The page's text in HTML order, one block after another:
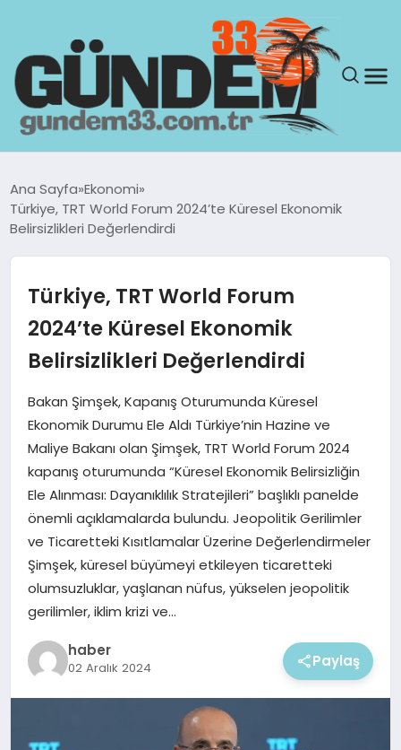
GÜNDEM
TEKNOLOJI
EKONOMI
MAGAZIN
Ana Sayfa Ekonomi
Türkiye, TRT World Forum 2024’te Küresel Ekonomik
Belirsizlikleri Değerlendirdi
Türkiye, TRT World Forum
2024’te Küresel Ekonomik
Belirsizlikleri Değerlendirdi
Bakan Şimşek, Kapanış Oturumunda Küresel
Ekonomik Durumu Ele Aldı Türkiye’nin Hazine ve
Maliye Bakanı olan Şimşek, TRT World Forum 2024
kapanış oturumunda “Küresel Ekonomik Belirsizliğin
Ele Alınması: Dayanıklılık Stratejileri” başlıklı panelde
önemli açıklamalarda bulundu. Jeopolitik Gerilimler
ve Ticaretteki Kısıtlamalar Üzerine Değerlendirmeler
Şimşek, küresel büyümeyi etkileyen ticaretteki
olumsuzluklar, yaşlanan nüfus, yükselen jeopolitik
gerilimler, iklim krizi ve…
haber
02 Aralık 2024 Paylaş